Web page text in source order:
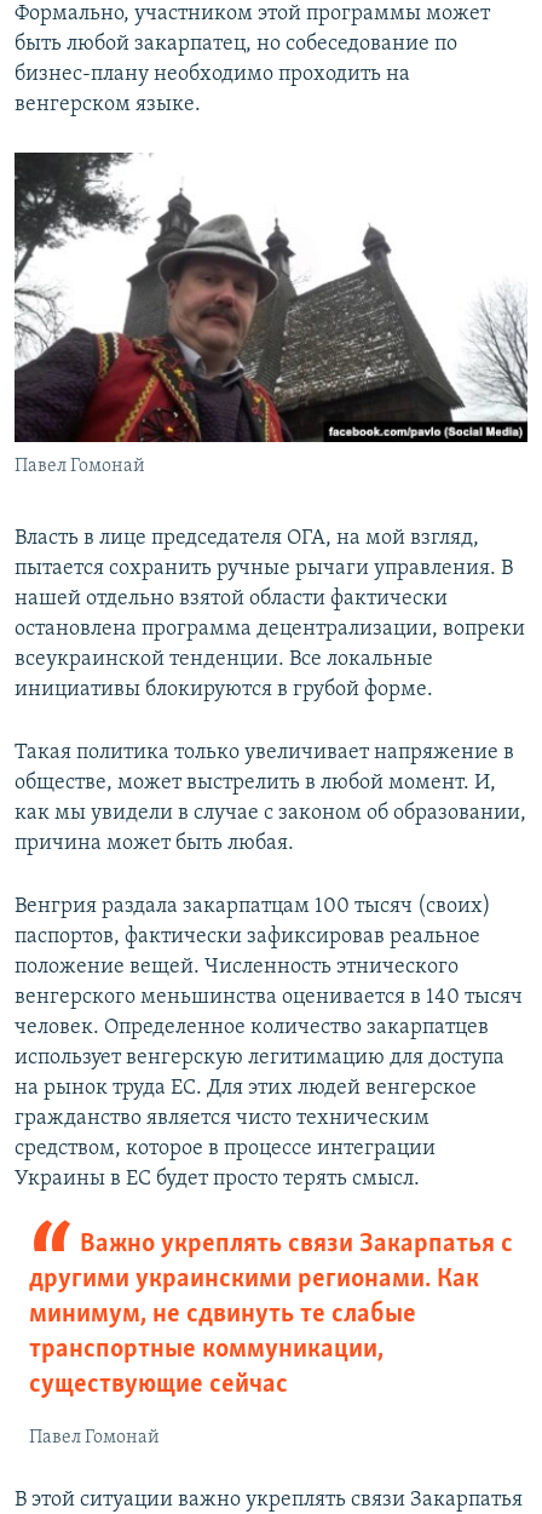
Формально, участником этой программы может
быть любой закарпатец, но собеседование по
бизнес-плану необходимо проходить на
венгерском языке.
Павел Гомонай
Власть в лице председателя ОГА, на мой взгляд,
пытается сохранить ручные рычаги управления. В
нашей отдельно взятой области фактически
остановлена программа децентрализации, вопреки
всеукраинской тенденции. Все локальные
инициативы блокируются в грубой форме.
​Такая политика только увеличивает напряжение в
обществе, может выстрелить в любой момент. И,
как мы увидели в случае с законом об образовании,
причина может быть любая.
Венгрия раздала закарпатцам 100 тысяч (своих)
паспортов, фактически зафиксировав реальное
положение вещей. Численность этнического
венгерского меньшинства оценивается в 140 тысяч
человек. Определенное количество закарпатцев
использует венгерскую легитимацию для доступа
на рынок труда ЕС. Для этих людей венгерское
гражданство является чисто техническим
средством, которое в процессе интеграции
Украины в ЕС будет просто терять смысл.
Важно укреплять связи Закарпатья с
другими украинскими регионами. Как
минимум, не сдвинуть те слабые
транспортные коммуникации,
существующие сейчас
Павел Гомонай
В этой ситуации важно укреплять связи Закарпатья